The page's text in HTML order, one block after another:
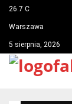
26.7 C
Warszawa
5 sierpnia, 2026